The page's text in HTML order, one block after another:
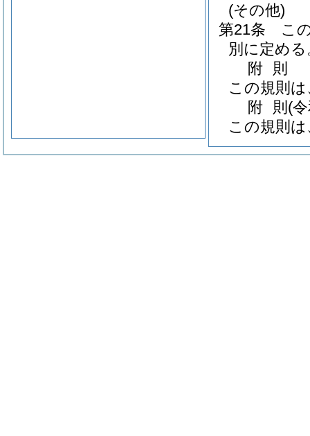
(その他)
第21条
こ
別に定める
附 則
この規則
附 則 (
この規則